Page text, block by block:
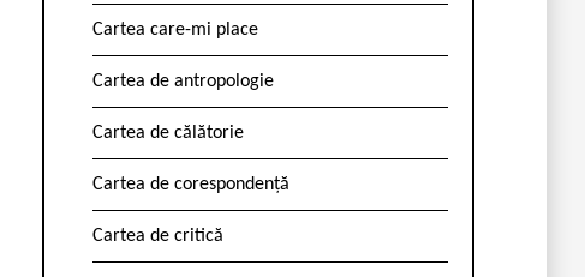
Cartea care-mi place
Cartea de antropologie
Cartea de călătorie
Cartea de corespondență
Cartea de critică